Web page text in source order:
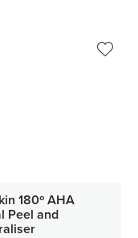
180º AHA
Peel and